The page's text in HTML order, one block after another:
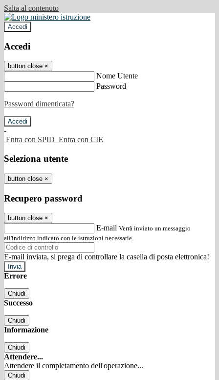
Salta al contenuto
Accedi
Accedi
button close ×
Nome Utente
Password
Password dimenticata?
-
Entra con SPID Entra con CIE
Seleziona utente
button close ×
Recupero password
button close ×
E-mail Verrà inviato un messaggio
all'indirizzo indicato con le istruzioni necessarie.
E-mail inviata, si prega di controllare la casella di posta elettronica!
Errore
Chiudi
Successo
Chiudi
Informazione
Chiudi
Attendere...
Attendere il completamento dell'operazione...
Chiudi